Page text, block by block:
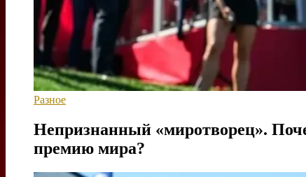
Разное
Непризнанный «миротворец».
премию мира?